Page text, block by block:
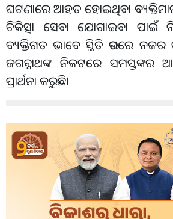
ଘଟଣାରେ ଆହତ ହୋଇଥିବା
ଚିକିତ୍ସା ସେବା ଯୋଗାଇବା ପାଇଁ
ବ୍ୟକ୍ତିଗତ ଭାବେ ସ୍ଥିତି ଉପରେ ନଜର
ଜଗନ୍ନାଥଙ୍କ ନିକଟରେ
ପ୍ରାର୍ଥନା କରୁଛି।